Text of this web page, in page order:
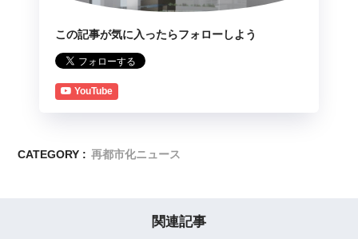
この記事が気に入ったらフォローしよう
YouTube
CATEGORY : 再都市化ニュース
関連記事